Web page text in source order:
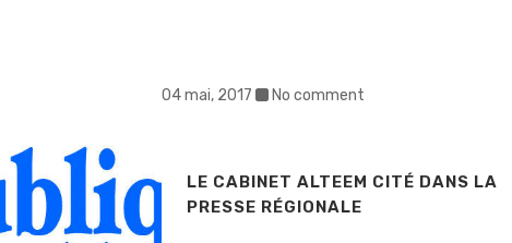
04 mai, 2017 No comment
LE CABINET ALTEEM CITÉ DANS LA
PRESSE RÉGIONALE